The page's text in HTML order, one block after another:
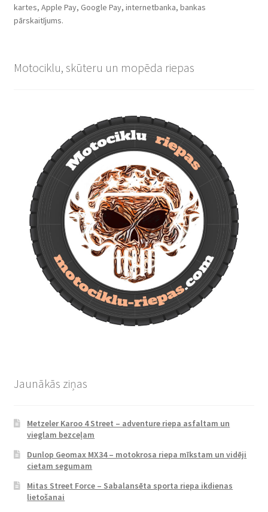
kartes, Apple Pay, Google Pay, internetbanka, bankas
pārskaitījums.
Motociklu, skūteru un mopēda riepas
Jaunākās ziņas
Metzeler Karoo 4 Street – adventure riepa asfaltam un
vieglam bezceļam
Dunlop Geomax MX34 – motokrosa riepa mīkstam un vidēji
cietam segumam
Mitas Street Force – Sabalansēta sporta riepa ikdienas
lietošanai